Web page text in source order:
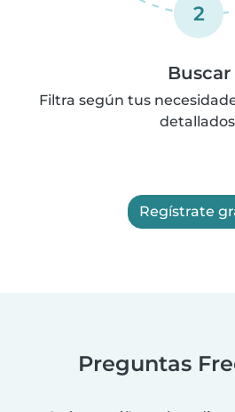
2
Buscar
Filtra según tus
Regístrate
Preguntas